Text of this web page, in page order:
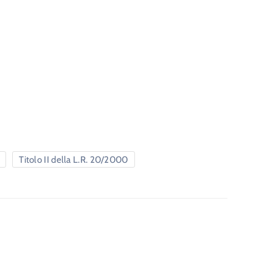
Titolo II della L.R. 20/2000